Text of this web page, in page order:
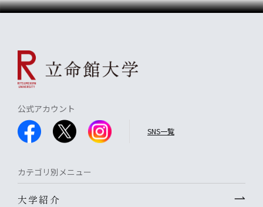
公式アカウント
SNS一覧
カテゴリ別メニュー
大学紹介